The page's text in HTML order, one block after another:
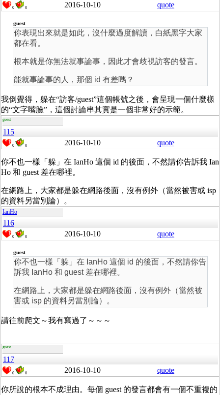
0 0 2016-10-10 quote
guest
你表現出來就是如此，沒什麼過度解讀，白紙黑字大家
都在看。
根本就是你無法就事論事，因此才會歧視訪客的發言。
能就事論事的人，那個 id 有差嗎？
我倒覺得，躲在“訪客/guest”這個帳號之後，會呈現一個什麼樣
的“文字嘴臉”，這個討論串其實是一個非常好的示範。
guest
115
0 0 2016-10-10 quote
你不也一樣「躲」在 IanHo 這個 id 的後面，不然請你告訴我 Ian
Ho 和 guest 差在哪裡。
在網路上，大家都是躲在網路後面，沒有例外（當然被害或 isp
的資料另當別論）。
IanHo
116
0 0 2016-10-10 quote
guest
你不也一樣「躲」在 IanHo 這個 id 的後面，不然請你告
訴我 IanHo 和 guest 差在哪裡。
在網路上，大家都是躲在網路後面，沒有例外（當然被
害或 isp 的資料另當別論）。
請往前爬文～我有寫過了～～～
guest
117
0 0 2016-10-10 quote
你所說的根本不成理由。每個 guest 的發言都會有一個不重複的